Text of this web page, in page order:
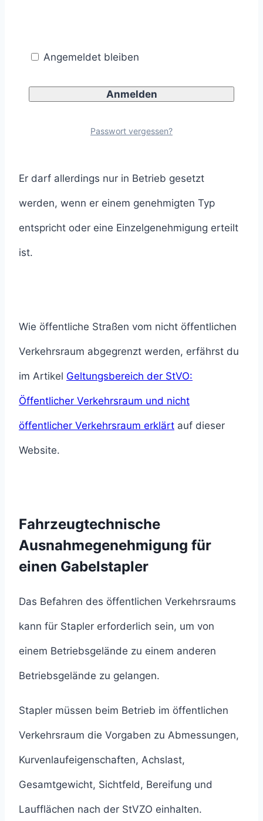
kein Kennzeichen, da die bauartbedingten
Er darf allerdings nur in Betrieb gesetzt
werden, wenn er einem genehmigten Typ
entspricht oder eine Einzelgenehmigung erteilt
ist.
Wie öffentliche Straßen vom nicht öffentlichen
Verkehrsraum abgegrenzt werden, erfährst du
im Artikel Geltungsbereich der StVO:
Öffentlicher Verkehrsraum und nicht
öffentlicher Verkehrsraum erklärt auf dieser
Website.
Fahrzeugtechnische
Ausnahmegenehmigung für
einen Gabelstapler
Das Befahren des öffentlichen Verkehrsraums
kann für Stapler erforderlich sein, um von
einem Betriebsgelände zu einem anderen
Betriebsgelände zu gelangen.
Stapler müssen beim Betrieb im öffentlichen
Verkehrsraum die Vorgaben zu Abmessungen,
Kurvenlaufeigenschaften, Achslast,
Gesamtgewicht, Sichtfeld, Bereifung und
Laufflächen nach der StVZO einhalten.
Angemeldet bleiben
Passwort vergessen?